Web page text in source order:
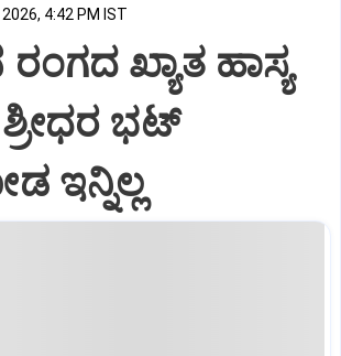
4:42 PM IST
ಖ್ಯಾತ ಹಾಸ್ಯ
ಭಟ್
ಇನ್ನಿಲ್ಲ